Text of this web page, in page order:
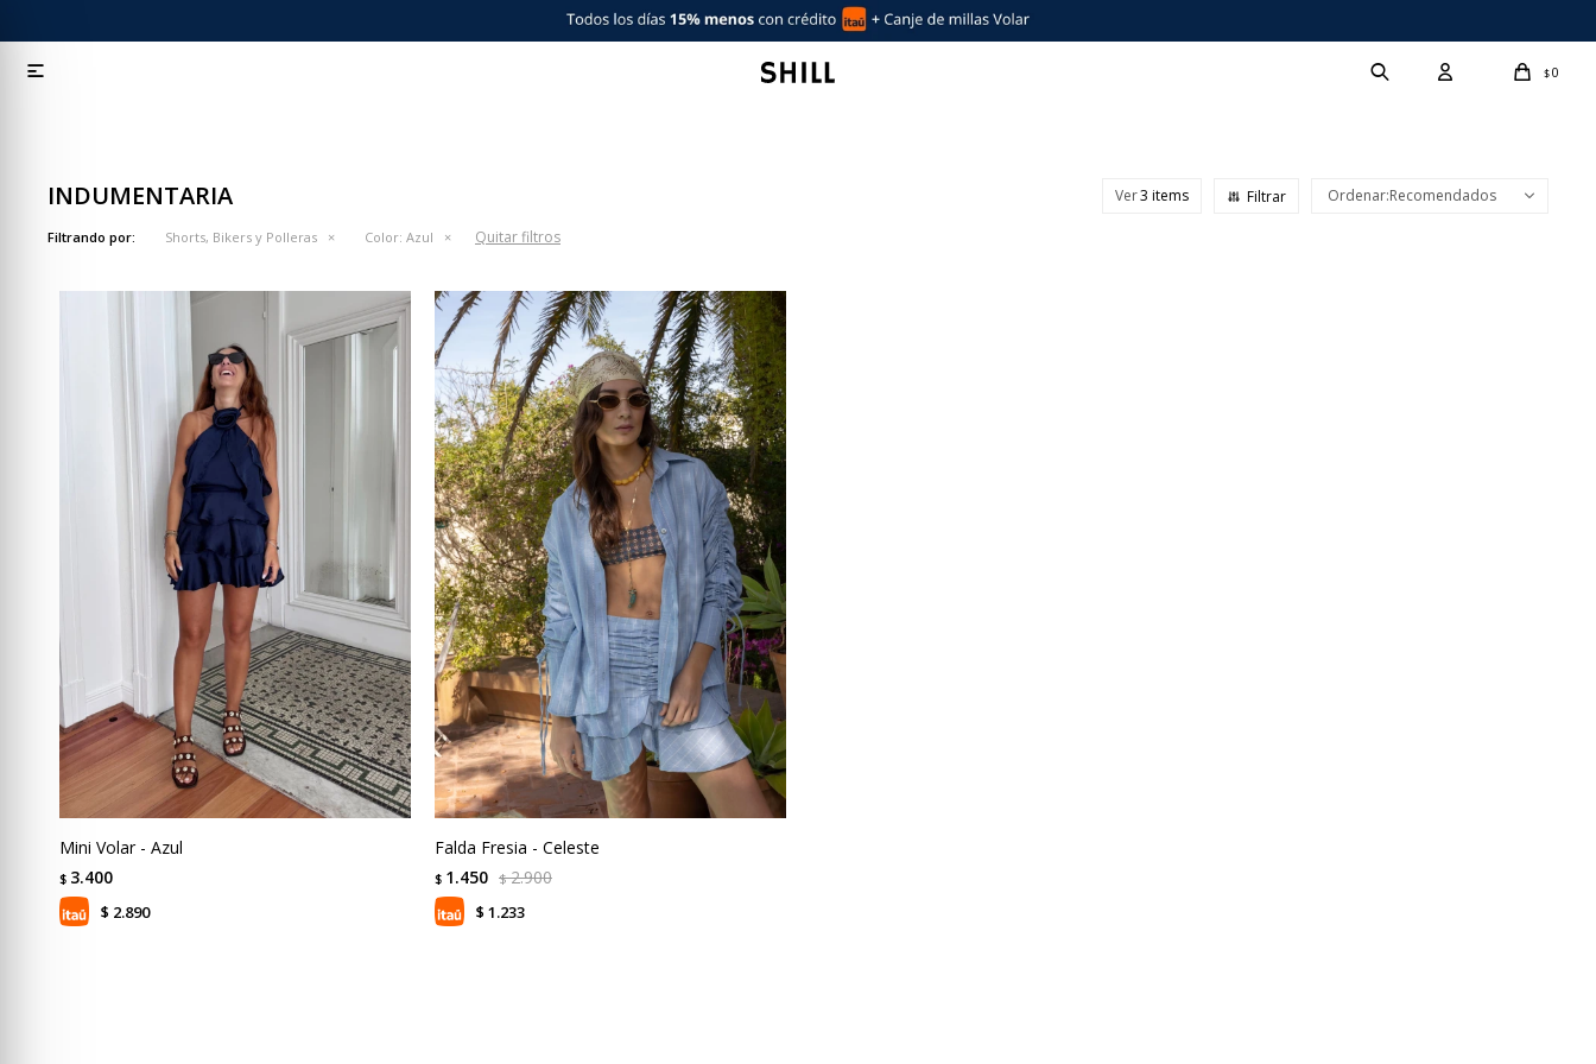
$0

INDUMENTARIA Ver Recomendados
Filtrando por: Shorts, Bikers y Polleras Color: Azul Quitar filtros
Mini Volar - Azul
$ 3.400
$ 2.890
Falda Fresia - Celeste
$ 1.450 $ 2.900
$ 1.233